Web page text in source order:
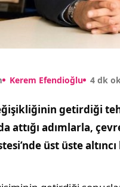
Kerem Efendioğlu 4 dk
getirdiği
attığı adımlarla,
üst üste